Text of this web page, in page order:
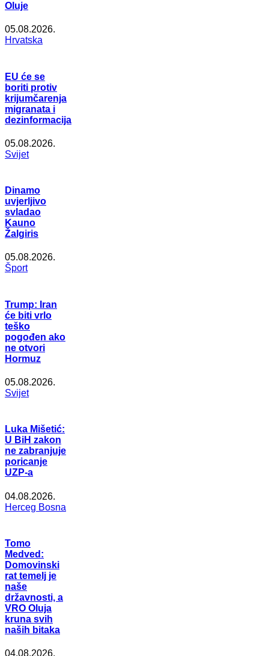
Oluje
05.08.2026.
Hrvatska
EU će se
boriti protiv
krijumčarenja
migranata i
dezinformacija
05.08.2026.
Svijet
Dinamo
uvjerljivo
svladao
Kauno
Žalgiris
05.08.2026.
Šport
Trump: Iran
će biti vrlo
teško
pogođen ako
ne otvori
Hormuz
05.08.2026.
Svijet
Luka Mišetić:
U BiH zakon
ne zabranjuje
poricanje
UZP-a
04.08.2026.
Herceg Bosna
Tomo
Medved:
Domovinski
rat temelj je
naše
državnosti, a
VRO Oluja
kruna svih
naših bitaka
04.08.2026.